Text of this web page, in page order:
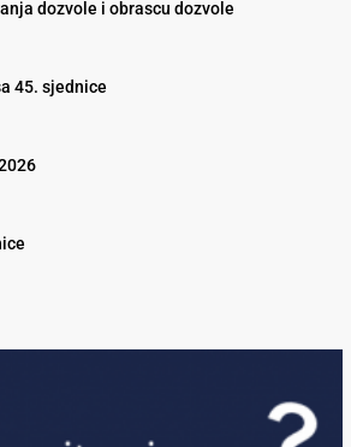
dozvole i obrascu dozvole
45. sjednice